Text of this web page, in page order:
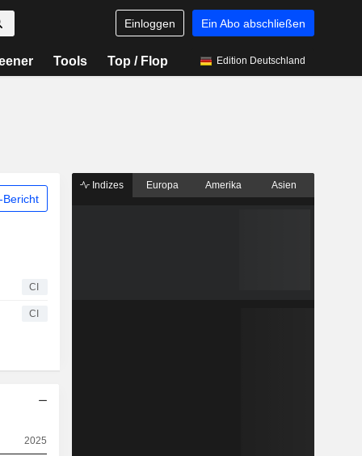
Einloggen Ein Abo abschließen
Tools Top / Flop Edition Deutschland
Bericht
CI
CI
2025
Indizes Europa Amerika Asien